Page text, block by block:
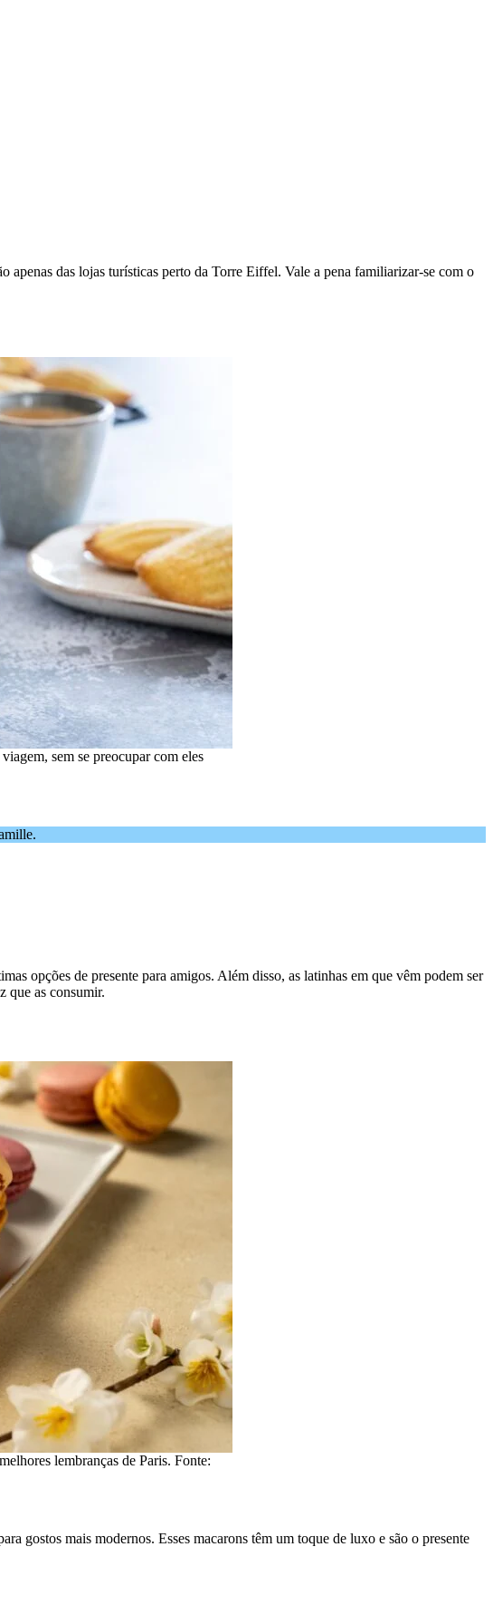
apenas das lojas turísticas perto da Torre Eiffel. Vale a pena familiarizar-se com o
sem se preocupar com eles
opções de presente para amigos. Além disso, as latinhas em que vêm podem ser
que as consumir.
lembranças de Paris. Fonte:
gostos mais modernos. Esses macarons têm um toque de luxo e são o presente